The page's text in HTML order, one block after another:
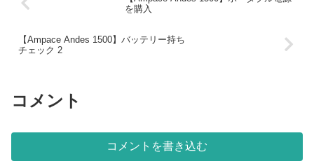
を購入
【Ampace Andes 1500】バッテリー持ち
チェック 2
コメント
コメントを書き込む